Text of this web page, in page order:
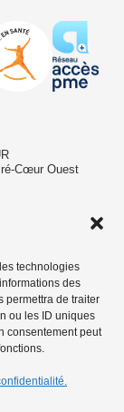
technologies
des
permettra de traiter
ou les ID uniques
consentement peut
Cœur Ouest